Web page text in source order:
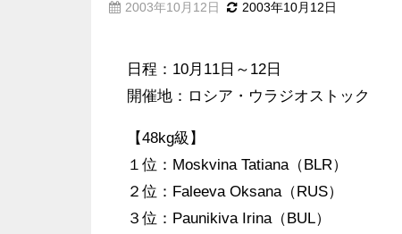
2003年10月12日 2003年10月12日
日程：10月11日～12日
開催地：ロシア・ウラジオストック
【48kg級】
１位：Moskvina Tatiana（BLR）
２位：Faleeva Oksana（RUS）
３位：Paunikiva Irina（BUL）